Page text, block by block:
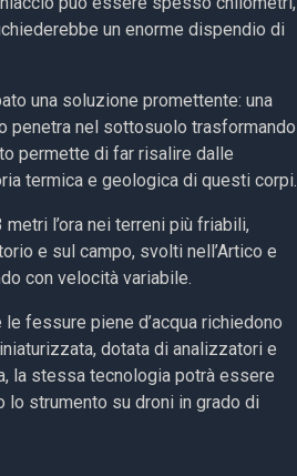
un enorme dispendio di
una soluzione promettente: una
penetra nel sottosuolo trasformando
permette di far risalire dalle
termica e geologica di questi corpi.
l’ora nei terreni più friabili,
e sul campo, svolti nell’Artico e
con velocità variabile.
fessure piene d’acqua richiedono
dotata di analizzatori e
la stessa tecnologia potrà essere
lo strumento su droni in grado di